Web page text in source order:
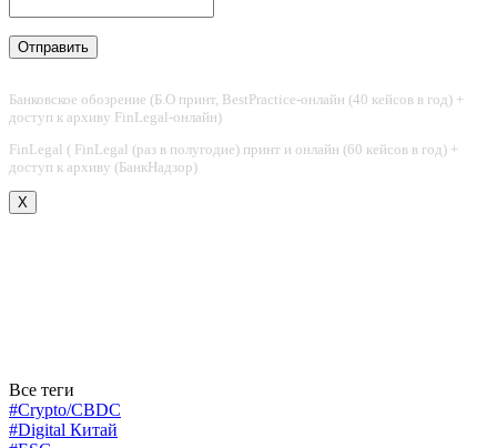
Банковское обозрение (Б.О принт, BestPractice-онлайн (40 кейсов в год) +
доступ к архиву FinLegal-онлайн)
FinLegal ( FinLegal (раз в полугодие) принт и онлайн (60 кейсов в год) +
доступ к архиву (БанкНадзор)
X
Все теги
#Crypto/CBDC
#Digital Китай